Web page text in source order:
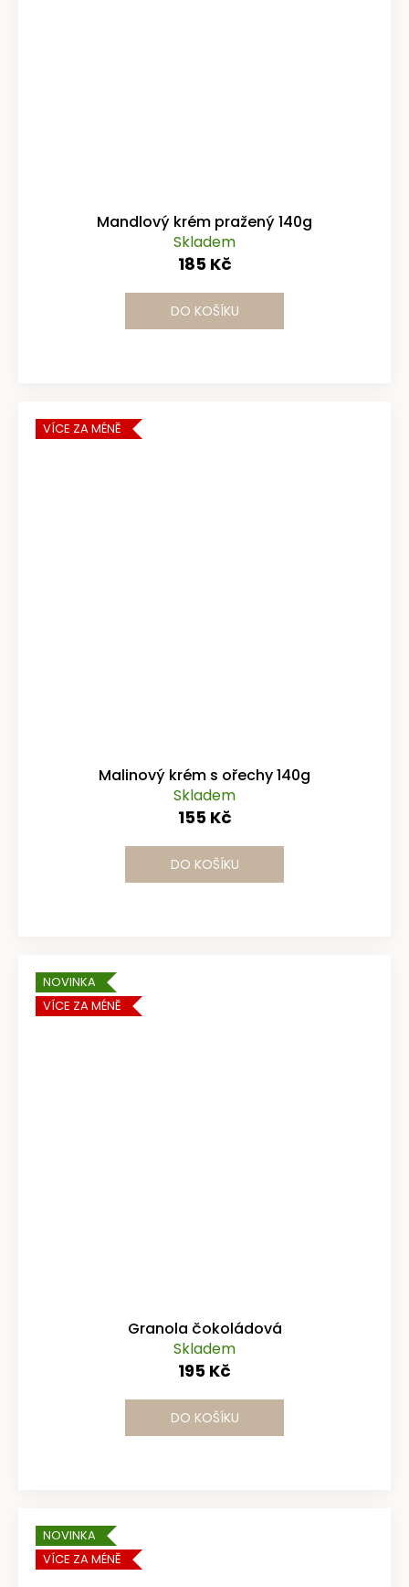
Mandlový krém pražený 140g
Skladem
185 Kč
DO KOŠÍKU
VÍCE ZA MÉNĚ
Malinový krém s ořechy 140g
Skladem
155 Kč
DO KOŠÍKU
NOVINKA
VÍCE ZA MÉNĚ
Granola čokoládová
Skladem
195 Kč
DO KOŠÍKU
NOVINKA
VÍCE ZA MÉNĚ